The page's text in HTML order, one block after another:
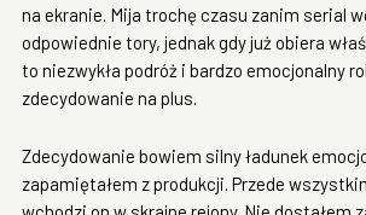
na ekranie. Mija trochę czasu zanim serial
odpowiednie tory, jednak gdy już obiera
to niezwykła podróż i bardzo emocjonalny
zdecydowanie na plus.
Zdecydowanie bowiem silny ładunek
zapamiętałem z produkcji. Przede